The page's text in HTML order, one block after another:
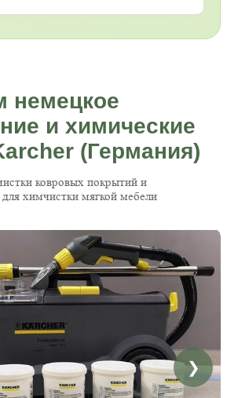
немецкое
и химические
(Германия)
ковровых покрытий и
химчистки мягкой мебели
❯